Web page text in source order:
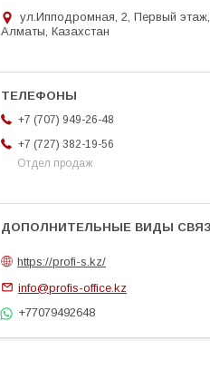
ул.Ипподромная, 2, Первый этаж,
Алматы, Казахстан
+7 (707) 949-26-48
+7 (727) 382-19-56
Отдел продаж
https://profi-s.kz/
info@profis-office.kz
+77079492648